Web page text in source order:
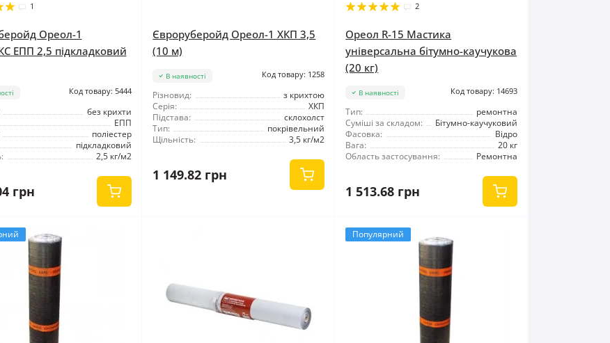
1
Ореол-1
ЕПП 2,5 підкладковий
Код товару: 5444
без крихти
ЕПП
поліестер
підкладковий
2,5 кг/м2
грн
Євроруберойд Ореол-1 ХКП 3,5
(10 м)
В наявності Код товару: 1258
Різновид:
з крихтою
Серія:
ХКП
Підстава:
склохолст
Тип:
покрівельний
Щільність:
3,5 кг/м2
1 149.82 грн
2
Ореол R-15 Мастика
універсальна бітумно-каучукова
(20 кг)
В наявності Код товару: 14693
Тип:
ремонтна
Суміші за складом:
Бітумно-каучуковий
Фасовка:
Відро
Вага:
20 кг
Область застосування:
Ремонтна
1 513.68 грн
Популярний